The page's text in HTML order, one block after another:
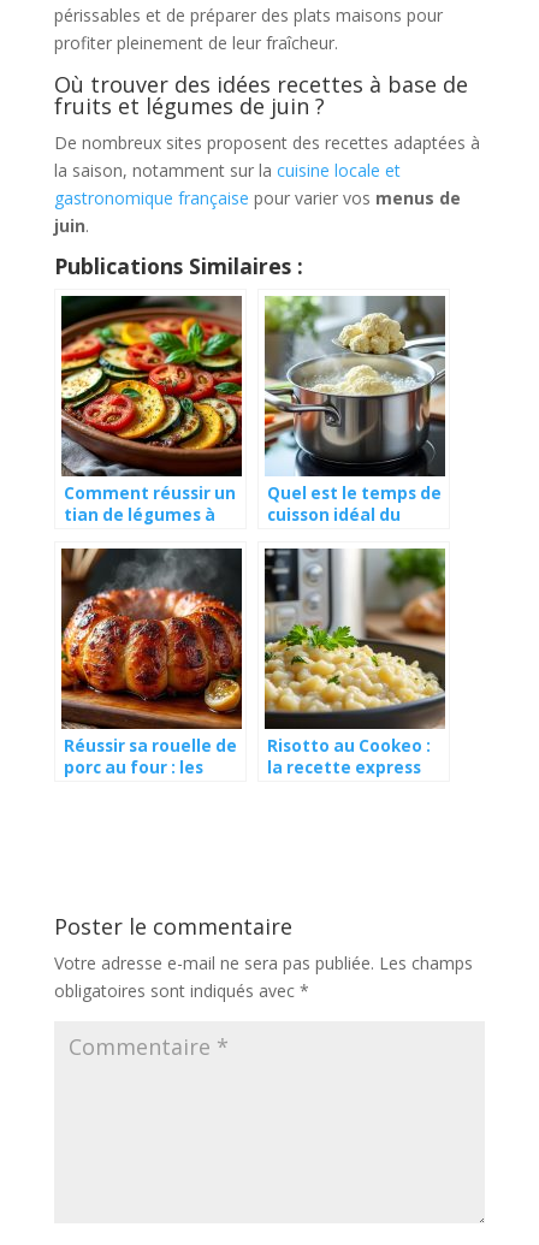
périssables et de préparer des plats maisons pour
profiter pleinement de leur fraîcheur.
Où trouver des idées recettes à base de
fruits et légumes de juin ?
De nombreux sites proposent des recettes adaptées à
la saison, notamment sur la cuisine locale et
gastronomique française pour varier vos menus de
juin.
Publications Similaires :
Comment réussir un
tian de légumes à
?
Quel est le temps de
cuisson idéal du
Réussir sa rouelle de
porc au four : les
Risotto au Cookeo :
la recette express
Poster le commentaire
Votre adresse e-mail ne sera pas publiée. Les champs
obligatoires sont indiqués avec *